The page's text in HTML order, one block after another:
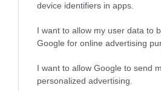
device identifiers in apps.
I want to allow my user data to
Google for online advertising
I want to allow Google to send
personalized advertising.